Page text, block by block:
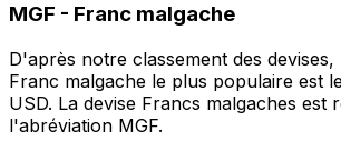
MGF - Franc malgache
D'après notre classement des
Franc malgache le plus populaire est
USD. La devise Francs malgaches est
l'abréviation MGF.